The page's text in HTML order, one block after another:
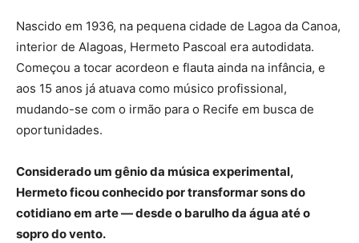
Nascido em 1936, na pequena cidade de Lagoa da Canoa,
interior de Alagoas, Hermeto Pascoal era autodidata.
Começou a tocar acordeon e flauta ainda na infância, e
aos 15 anos já atuava como músico profissional,
mudando-se com o irmão para o Recife em busca de
oportunidades.
Considerado um gênio da música experimental,
Hermeto ficou conhecido por transformar sons do
cotidiano em arte — desde o barulho da água até o
sopro do vento.